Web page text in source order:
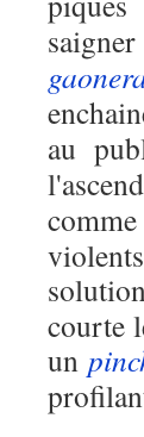
au
courte
un